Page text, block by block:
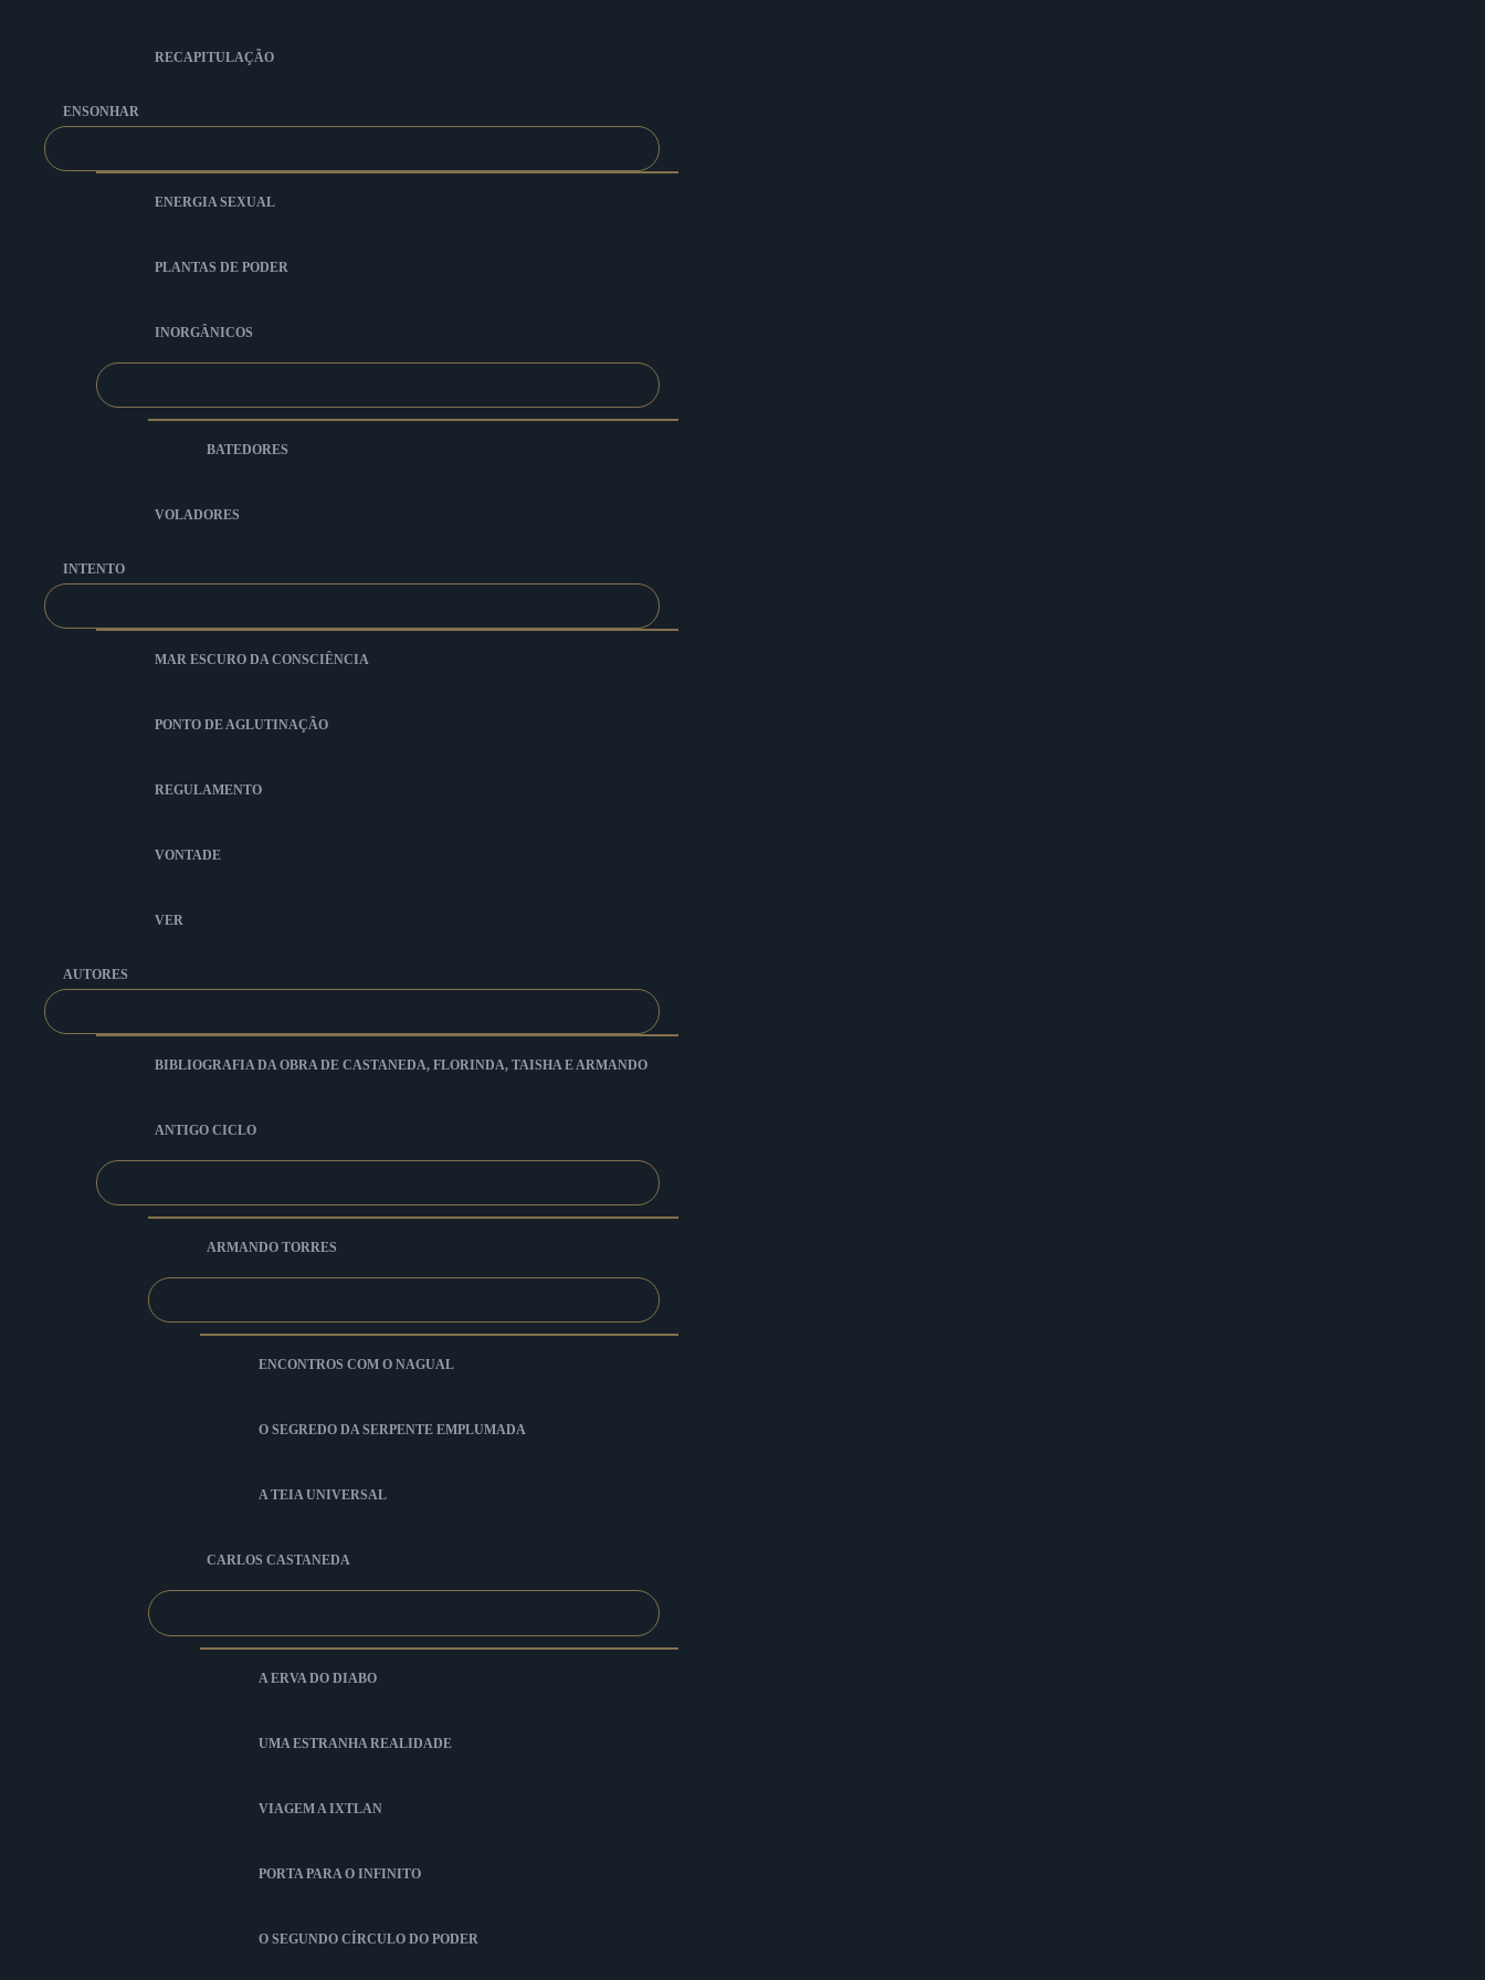
RECAPITULAÇÃO
ENSONHAR
ENERGIA SEXUAL
PLANTAS DE PODER
INORGÂNICOS
BATEDORES
VOLADORES
INTENTO
MAR ESCURO DA CONSCIÊNCIA
PONTO DE AGLUTINAÇÃO
REGULAMENTO
VONTADE
VER
AUTORES
BIBLIOGRAFIA DA OBRA DE CASTANEDA, FLORINDA, TAISHA E ARMANDO
ANTIGO CICLO
ARMANDO TORRES
ENCONTROS COM O NAGUAL
O SEGREDO DA SERPENTE EMPLUMADA
A TEIA UNIVERSAL
CARLOS CASTANEDA
A ERVA DO DIABO
UMA ESTRANHA REALIDADE
VIAGEM A IXTLAN
PORTA PARA O INFINITO
O SEGUNDO CÍRCULO DO PODER